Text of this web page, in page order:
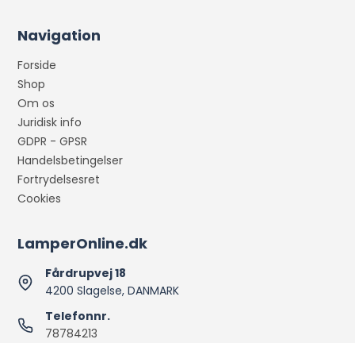
Navigation
Forside
Shop
Om os
Juridisk info
GDPR - GPSR
Handelsbetingelser
Fortrydelsesret
Cookies
LamperOnline.dk
Fårdrupvej 18
4200 Slagelse, DANMARK
Telefonnr.
78784213